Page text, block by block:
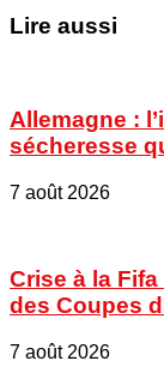
Lire aussi
Allemagne :
sécheresse
7 août 2026
Crise à la
des Coupes
7 août 2026